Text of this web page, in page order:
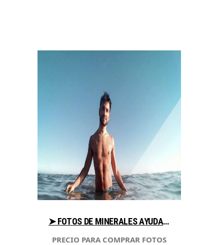
➤ FOTOS DE MINERALES AYUDA AL COMPRAR EN LIBRERIAESOTERICA.NET
PRECIO PARA COMPRAR FOTOS